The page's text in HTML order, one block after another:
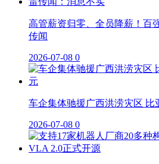
高管薪资归零、全员降薪！百
传闻
2026-07-08 0
车企集体驰援广西洪涝灾区 比
2026-07-08 0